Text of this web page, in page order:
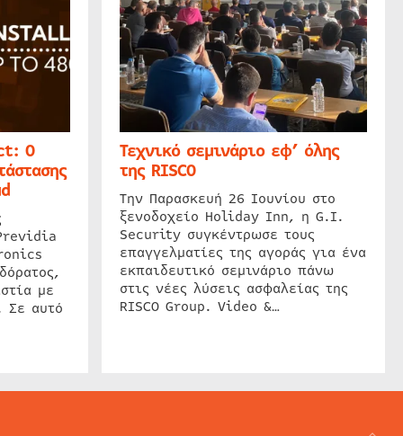
Ο
με
Σε αυτό
Τεχνικό σεμινάριο εφ’ όλης
της RISCO
Την Παρασκευή 26 Ιουνίου στο
ξενοδοχείο Holiday Inn, η G.I.
Security συγκέντρωσε τους
επαγγελματίες της αγοράς για ένα
εκπαιδευτικό σεμινάριο πάνω
στις νέες λύσεις ασφαλείας της
RISCO Group. Video &…